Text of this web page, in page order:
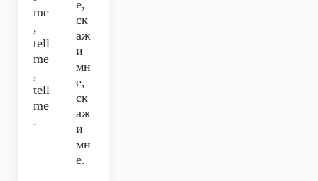
me
,
tell
me
,
tell
me
.
е,
ск
аж
и
мн
е,
ск
аж
и
мн
е.